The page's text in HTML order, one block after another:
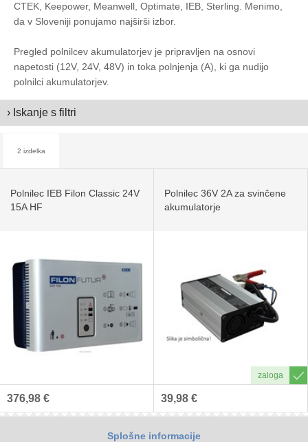
CTEK, Keepower, Meanwell, Optimate, IEB, Sterling. Menimo,
da v Sloveniji ponujamo najširši izbor.
Pregled polnilcev akumulatorjev je pripravljen na osnovi
napetosti (12V, 24V, 48V) in toka polnjenja (A), ki ga nudijo
polnilci akumulatorjev.
› Iskanje s filtri
2 izdelka
Polnilec IEB Filon Classic 24V
15A HF
376,98 €
Polnilec 36V 2A za svinčene
akumulatorje
39,98 €
Splošne informacije